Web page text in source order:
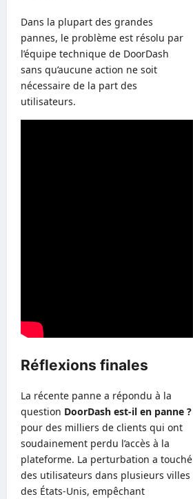
Dans la plupart des grandes
pannes, le problème est résolu par
l’équipe technique de DoorDash
sans qu’aucune action ne soit
nécessaire de la part des
utilisateurs.
Réflexions finales
La récente panne a répondu à la
question DoorDash est-il en panne ?
pour des milliers de clients qui ont
soudainement perdu l’accès à la
plateforme. La perturbation a touché
des utilisateurs dans plusieurs villes
des États-Unis, empêchant